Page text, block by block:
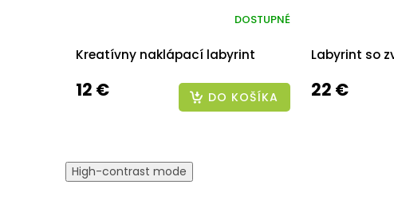
Kreatívny naklápací labyrint
DOSTUPNÉ
12 € DO KOŠÍKA
Labyrint so
22 €
High-contrast mode